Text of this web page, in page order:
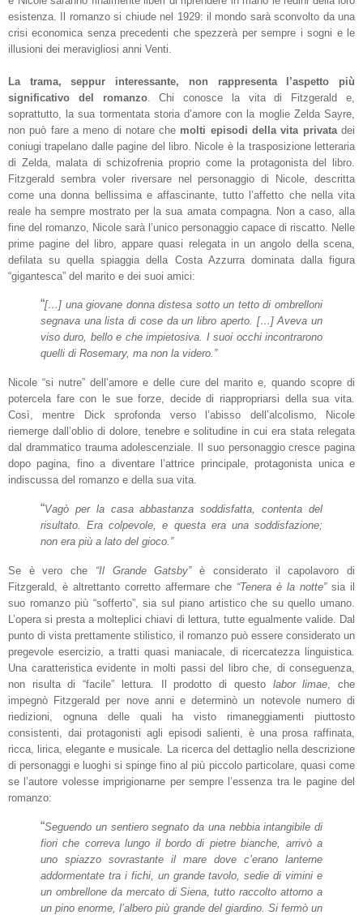
esistenza. Il romanzo si chiude nel 1929: il mondo sarà sconvolto da una
crisi economica senza precedenti che spezzerà per sempre i sogni e le
illusioni dei meravigliosi anni Venti.
La trama, seppur interessante, non rappresenta l’aspetto più
significativo del romanzo. Chi conosce la vita di Fitzgerald e,
soprattutto, la sua tormentata storia d’amore con la moglie Zelda Sayre,
non può fare a meno di notare che molti episodi della vita privatadei
coniugi trapelano dalle pagine del libro. Nicole è la trasposizione letteraria
di Zelda, malata di schizofrenia proprio come la protagonista del libro.
Fitzgerald sembra voler riversare nel personaggio di Nicole, descritta
come una donna bellissima e affascinante, tutto l’affetto che nella vita
reale ha sempre mostrato per la sua amata compagna. Non a caso, alla
fine del romanzo, Nicole sarà l’unico personaggio capace di riscatto. Nelle
prime pagine del libro, appare quasi relegata in un angolo della scena,
defilata su quella spiaggia della Costa Azzurra dominata dalla figura
“gigantesca” del marito e dei suoi amici:
“[…] una giovane donna distesa sotto un tetto di ombrelloni
segnava una lista di cose da un libro aperto. […] Aveva un
viso duro, bello e che impietosiva. I suoi occhi incontrarono
quelli di Rosemary, ma non la videro.”
Nicole “si nutre” dell’amore e delle cure del marito e, quando scopre di
potercela fare con le sue forze, decide di riappropriarsi della sua vita.
Così, mentre Dick sprofonda verso l’abisso dell’alcolismo, Nicole
riemerge dall’oblio di dolore, tenebre e solitudine in cui era stata relegata
dal drammatico trauma adolescenziale. Il suo personaggio cresce pagina
dopo pagina, fino a diventare l’attrice principale, protagonista unica e
indiscussa del romanzo e della sua vita.
“Vagò per la casa abbastanza soddisfatta, contenta del
risultato. Era colpevole, e questa era una soddisfazione;
non era più a lato del gioco.”
Se è vero che “Il Grande Gatsby”è considerato il capolavoro di
Fitzgerald, è altrettanto corretto affermare che “Tenera è la notte”sia il
suo romanzo più “sofferto”, sia sul piano artistico che su quello umano.
L’opera si presta a molteplici chiavi di lettura, tutte egualmente valide. Dal
punto di vista prettamente stilistico, il romanzo può essere considerato un
pregevole esercizio, a tratti quasi maniacale, di ricercatezza linguistica.
Una caratteristica evidente in molti passi del libro che, di conseguenza,
non risulta di “facile” lettura. Il prodotto di questo labor limae , che
impegnò Fitzgerald per nove anni e determinò un notevole numero di
riedizioni, ognuna delle quali ha visto rimaneggiamenti piuttosto
consistenti, dai protagonisti agli episodi salienti, è una prosa raffinata,
ricca, lirica, elegante e musicale. La ricerca del dettaglio nella descrizione
di personaggi e luoghi si spinge fino al più piccolo particolare, quasi come
se l’autore volesse imprigionarne per sempre l’essenza tra le pagine del
romanzo:
“Seguendo un sentiero segnato da una nebbia intangibile di
fiori che correva lungo il bordo di pietre bianche, arrivò a
uno spiazzo sovrastante il mare dove c’erano lanterne
addormentate tra i fichi, un grande tavolo, sedie di vimini e
un ombrellone da mercato di Siena, tutto raccolto attorno a
un pino enorme, l’albero più grande del giardino. Si fermò un